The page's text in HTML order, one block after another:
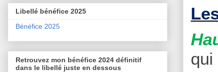
qui
Libellé bénéfice 2025
Bénéfice 2025
Retrouvez mon bénéfice 2024 définitif
dans le libellé juste en dessous